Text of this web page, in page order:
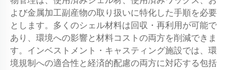
よび金属加工副産物の取り扱いに特化した手順を必要
とします。多くのシェル材料は回収・再利用が可能で
あり、環境への影響と材料コストの両方を削減できま
す。インベストメント・キャスティング施設では、環
境規制への適合性と経済的配慮の両方に対応する包括